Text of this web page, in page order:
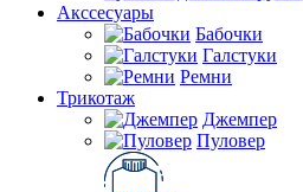
Акссесуары
Бабочки
Галстуки
Ремни
Трикотаж
Джемпер
Пуловер